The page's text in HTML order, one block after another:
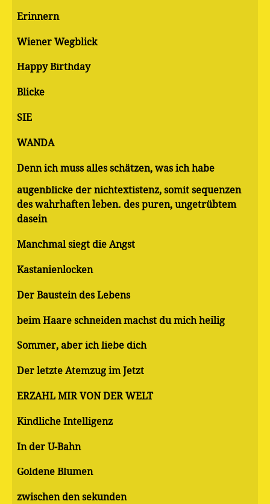
Erinnern
Wiener Wegblick
Happy Birthday
Blicke
SIE
WANDA
Denn ich muss alles schätzen, was ich habe
augenblicke der nichtextistenz, somit sequenzen
des wahrhaften leben. des puren, ungetrübtem
dasein
Manchmal siegt die Angst
Kastanienlocken
Der Baustein des Lebens
beim Haare schneiden machst du mich heilig
Sommer, aber ich liebe dich
Der letzte Atemzug im Jetzt
ERZÄHL MIR VON DER WELT
Kindliche Intelligenz
In der U-Bahn
Goldene Blumen
zwischen den sekunden